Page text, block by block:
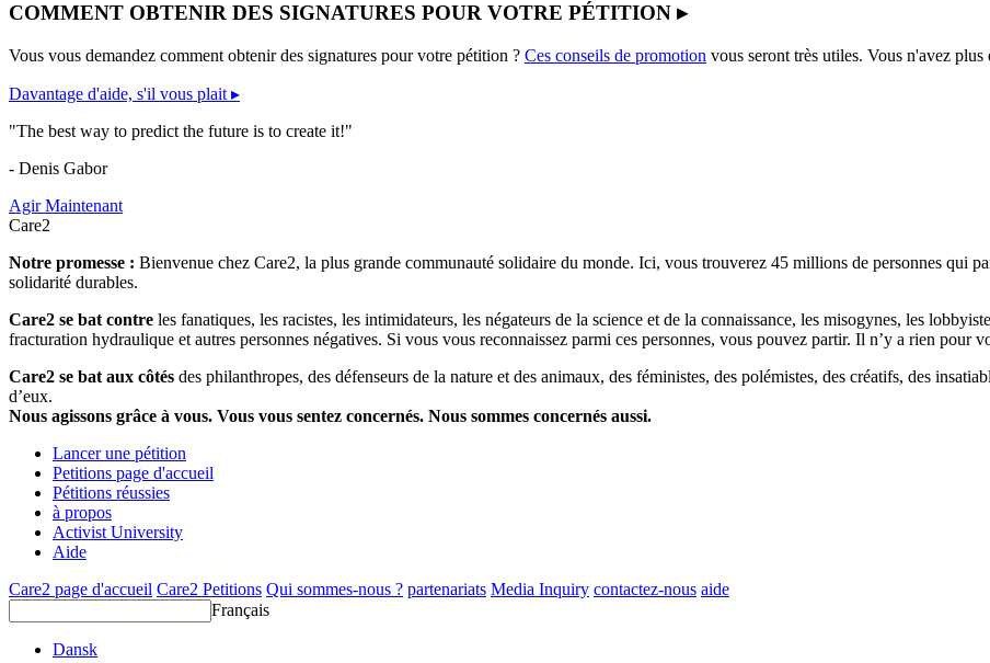
COMMENT OBTENIR DES SIGNATURES POUR VOTRE PÉTITION ▸
Vous vous demandez comment obtenir des signatures pour votre pétition ? Ces conseils de promotion vous seront très utiles. Vous n'avez
Davantage d'aide, s'il vous plait ▸
"The best way to predict the future is to create it!"
- Denis Gabor
Agir Maintenant
Care2
Notre promesse : Bienvenue chez Care2, la plus grande communauté solidaire du monde. Ici, vous trouverez 45 millions de personnes qui
solidarité durables.
Care2 se bat contre les fanatiques, les racistes, les intimidateurs, les négateurs de la science et de la connaissance, les misogynes, les
fracturation hydraulique et autres personnes négatives. Si vous vous reconnaissez parmi ces personnes, vous pouvez partir. Il n’y a rien pour
Care2 se bat aux côtés des philanthropes, des défenseurs de la nature et des animaux, des féministes, des polémistes, des créatifs, des
d’eux.
Nous agissons grâce à vous. Vous vous sentez concernés. Nous sommes concernés aussi.
Lancer une pétition
Petitions page d'accueil
Pétitions réussies
à propos
Activist University
Aide
Care2 page d'accueil Care2 Petitions Qui sommes-nous ? partenariats Media Inquiry contactez-nous aide
Français
Dansk